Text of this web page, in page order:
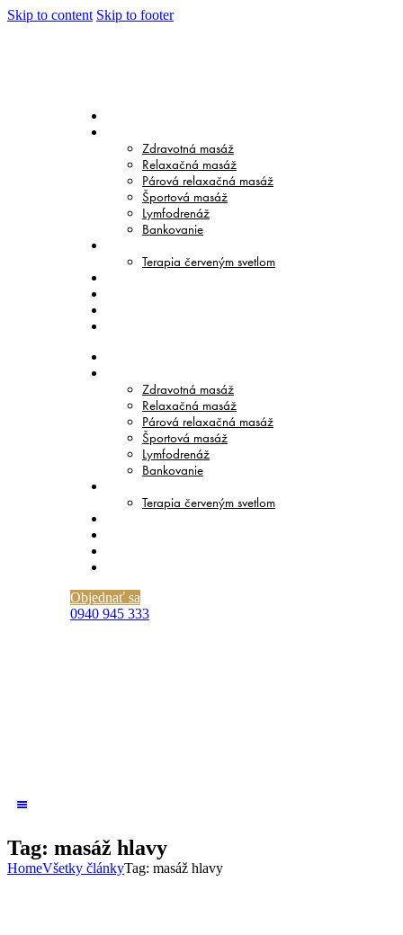
Skip to content Skip to footer
Zdravotná masáž
Relaxačná masáž
Párová relaxačná masáž
Športová masáž
Lymfodrenáž
Bankovanie
Terapia červeným svetlom
Zdravotná masáž
Relaxačná masáž
Párová relaxačná masáž
Športová masáž
Lymfodrenáž
Bankovanie
Terapia červeným svetlom
Objednať sa
0940 945 333
Tag: masáž hlavy
HomeVšetky článkyTag: masáž hlavy